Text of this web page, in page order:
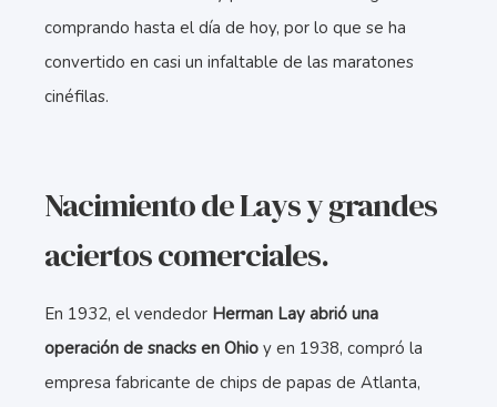
comprando hasta el día de hoy, por lo que se ha
convertido en casi un infaltable de las maratones
cinéfilas.
Nacimiento de Lays y grandes
aciertos comerciales.
En 1932, el vendedor Herman Lay abrió una
operación de snacks en Ohio y en 1938, compró la
empresa fabricante de chips de papas de Atlanta,